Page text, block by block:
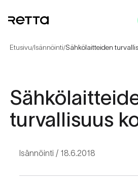
Etusivu/Isännöinti/Sähkölaitteiden
turvallisuus
Isännöinti 18.6.2018